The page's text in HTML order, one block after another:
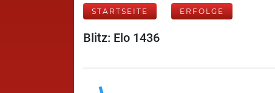
STARTSEITE ERFOLGE
Blitz: Elo 1436